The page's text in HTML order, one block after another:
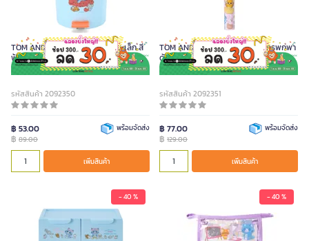
TOM AND JERRY GOKKO ถังขยะเล็ก สี
ฟ้า
รหัสสินค้า 2092350
฿ 53.00
฿ 89.00
พร้อมจัดส่ง
เพิ่มสินค้า
TOM AND JERRY GOKKO กรรไกรพกพา
ด้ามสีชมพู
รหัสสินค้า 2092351
฿ 77.00
฿ 129.00
พร้อมจัดส่ง
เพิ่มสินค้า
- 40 % - 40 %